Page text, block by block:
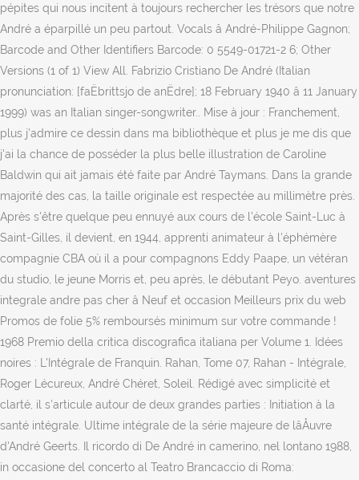
pépites qui nous incitent à toujours rechercher les trésors que notre
André a éparpillé un peu partout. Vocals â André-Philippe Gagnon;
Barcode and Other Identifiers Barcode: 0 5549-01721-2 6; Other
Versions (1 of 1) View All. Fabrizio Cristiano De André (Italian
pronunciation: [faËbrittsjo de anËdre]; 18 February 1940 â 11 January
1999) was an Italian singer-songwriter.. Mise à jour : Franchement,
plus j'admire ce dessin dans ma bibliothèque et plus je me dis que
j'ai la chance de posséder la plus belle illustration de Caroline
Baldwin qui ait jamais été faite par André Taymans. Dans la grande
majorité des cas, la taille originale est respectée au millimètre près.
Après s'être quelque peu ennuyé aux cours de l'école Saint-Luc à
Saint-Gilles, il devient, en 1944, apprenti animateur à l'éphémère
compagnie CBA où il a pour compagnons Eddy Paape, un vétéran
du studio, le jeune Morris et, peu après, le débutant Peyo. aventures
integrale andre pas cher â­ Neuf et occasion Meilleurs prix du web
Promos de folie 5% remboursés minimum sur votre commande !
1968 Premio della critica discografica italiana per Volume 1. Idées
noires : L'Intégrale de Franquin. Rahan, Tome 07, Rahan - Intégrale,
Roger Lécureux, André Chéret, Soleil. Rédigé avec simplicité et
clarté, il s'articule autour de deux grandes parties : Initiation à la
santé intégrale. Ultime intégrale de la série majeure de lâÅuvre
d'André Geerts. Il ricordo di De André in camerino, nel lontano 1988,
in occasione del concerto al Teatro Brancaccio di Roma: